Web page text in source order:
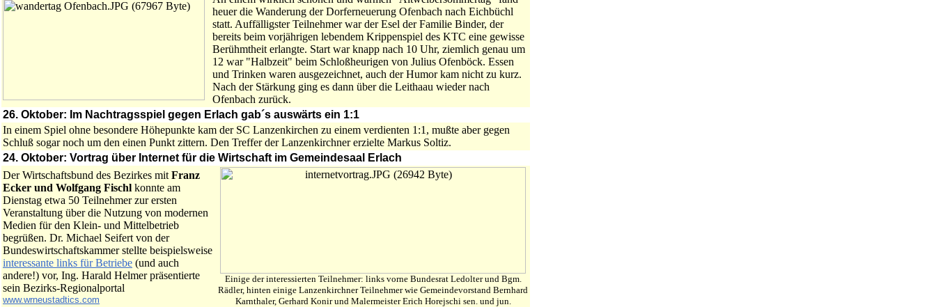
heuer die Wanderung der Dorferneuerung Ofenbach nach Eichbüchl
statt. Auffälligster Teilnehmer war der Esel der Familie Binder, der
bereits beim vorjährigen lebendem Krippenspiel des KTC eine gewisse
Berühmtheit erlangte. Start war knapp nach 10 Uhr, ziemlich genau um
12 war "Halbzeit" beim Schloßheurigen von Julius Ofenböck. Essen
und Trinken waren ausgezeichnet, auch der Humor kam nicht zu kurz.
Nach der Stärkung ging es dann über die Leithaau wieder nach
Ofenbach zurück.
26. Oktober: Im Nachtragsspiel gegen Erlach gab´s auswärts ein 1:1
In einem Spiel ohne besondere Höhepunkte kam der SC Lanzenkirchen zu einem verdienten 1:1, mußte aber gegen
Schluß sogar noch um den einen Punkt zittern. Den Treffer der Lanzenkirchner erzielte Markus Soltiz.
24. Oktober: Vortrag über Internet für die Wirtschaft im Gemeindesaal Erlach
Der Wirtschaftsbund des Bezirkes mit Franz
Ecker und Wolfgang Fischl konnte am
Dienstag etwa 50 Teilnehmer zur ersten
Veranstaltung über die Nutzung von modernen
Medien für den Klein- und Mittelbetrieb
begrüßen. Dr. Michael Seifert von der
Bundeswirtschaftskammer stellte beispielsweise
interessante links für Betriebe (und auch
andere!) vor, Ing. Harald Helmer präsentierte
sein Bezirks-Regionalportal
www.wrneustadtics.com
Einige der interessierten Teilnehmer: links vorne Bundesrat Ledolter und Bgm.
Rädler, hinten einige Lanzenkirchner Teilnehmer wie Gemeindevorstand Bernhard
Karnthaler, Gerhard Konir und Malermeister Erich Horejschi sen. und jun.